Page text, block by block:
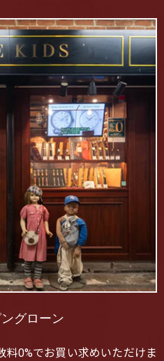
グローン
0%でお買い求めいただけま